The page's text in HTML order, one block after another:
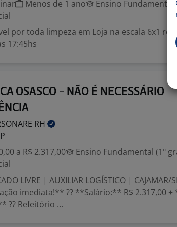
Menos de 1 ano
Ensino Fundamental
por toda limpeza em Loja na escala 6x1
17:45hs
OSASCO - NÃO É NECESSÁRIO
RH
a R$ 2.317,00
Ensino Fundamental (1º
LIVRE | AUXILIAR LOGÍSTICO | CAJAMAR/
imediata!** ?? **Salário:** R$ 2.317,00 +
?? Refeitório ...